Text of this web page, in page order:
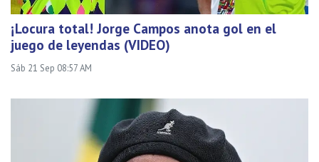
¡Locura total! Jorge Campos anota gol en el
juego de leyendas (VIDEO)
Sáb 21 Sep 08:57 AM